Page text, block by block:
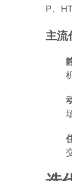
P、
主流